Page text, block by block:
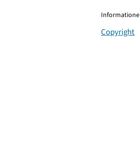
Copyright